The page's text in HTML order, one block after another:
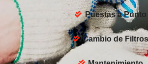
Puestas a Punto
Cambio de Filtros